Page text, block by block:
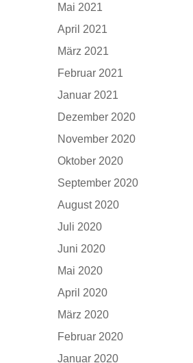
Mai 2021
April 2021
März 2021
Februar 2021
Januar 2021
Dezember 2020
November 2020
Oktober 2020
September 2020
August 2020
Juli 2020
Juni 2020
Mai 2020
April 2020
März 2020
Februar 2020
Januar 2020